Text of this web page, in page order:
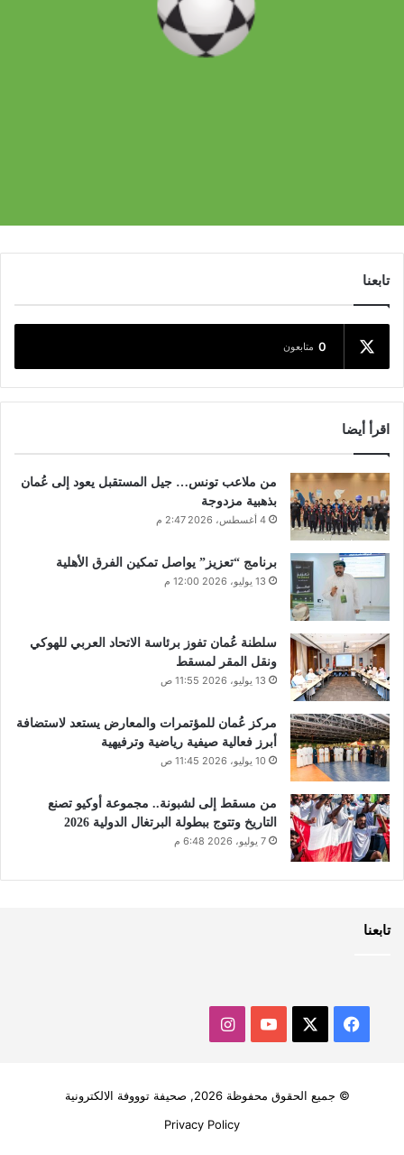
تابعنا
0 متابعون
اقرأ أيضا
من ملاعب تونس… جيل المستقبل يعود إلى عُمان
بذهبية مزدوجة
4 أغسطس، 2026 2:47 م
برنامج “تعزيز” يواصل تمكين الفرق الأهلية
13 يوليو، 2026 12:00 م
سلطنة عُمان تفوز برئاسة الاتحاد العربي للهوكي
ونقل المقر لمسقط
13 يوليو، 2026 11:55 ص
مركز عُمان للمؤتمرات والمعارض يستعد لاستضافة
أبرز فعالية صيفية رياضية وترفيهية
10 يوليو، 2026 11:45 ص
من مسقط إلى لشبونة.. مجموعة أوكيو تصنع
التاريخ وتتوج ببطولة البرتغال الدولية 2026
7 يوليو، 2026 6:48 م
تابعنا
فيسبوك ‫YouTubeانستقرام
© جميع الحقوق محفوظة 2026, صحيفة توووفة الالكترونية
Privacy Policy